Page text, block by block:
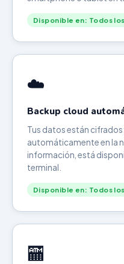
Disponible en: Todos
☁️
Backup cloud
Tus datos están
automáticamente en la
información, está
terminal.
Disponible en: Todos
🏧